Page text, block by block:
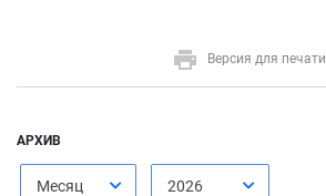
Версия для печати
АРХИВ
Месяц 2026